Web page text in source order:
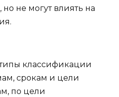
не могут влиять на
классификации
срокам и цели
по цели